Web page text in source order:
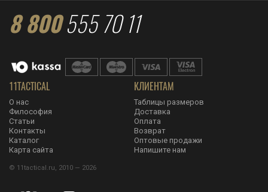
8 800555 70 11
11TACTICAL
О нас
Философия
Статьи
Контакты
Каталог
Карта сайта
КЛИЕНТАМ
Таблицы размеров
Доставка
Оплата
Возврат
Оптовые продажи
Напишите нам
© 11tactical.ru, 2010 — 2026